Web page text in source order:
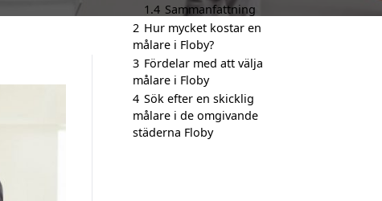
1.4 Sammanfattning
2 Hur mycket kostar en
målare i Floby?
3 Fördelar med att välja
målare i Floby
4 Sök efter en skicklig
målare i de omgivande
städerna Floby